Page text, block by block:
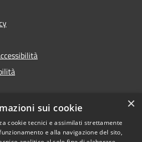
×
sui cookie
cookie tecnici e assimilati strettamente
e alla navigazione del sito,